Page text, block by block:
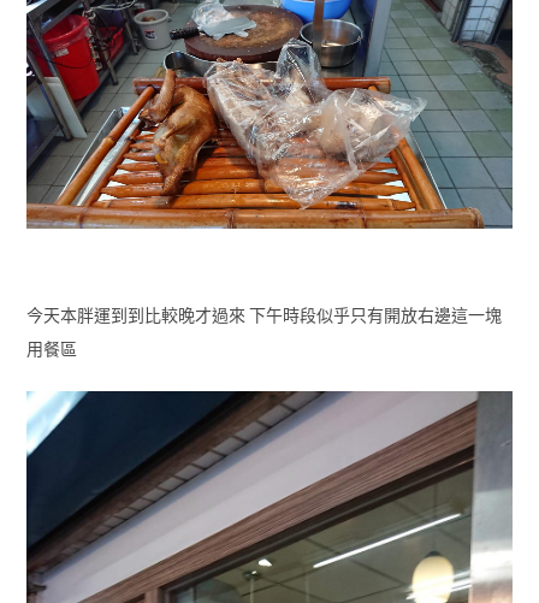
今天本胖運到到比較晚才過來 下午時段似乎只有開放右邊這一塊
用餐區